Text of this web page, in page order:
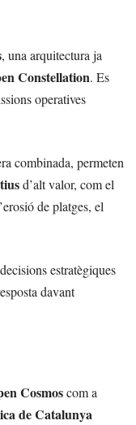
, una arquitectura ja
Constellation. Es
operatives
combinada, permeten
d’alt valor, com el
de platges, el
estratègiques
davant
Cosmoscom a
de Catalunya